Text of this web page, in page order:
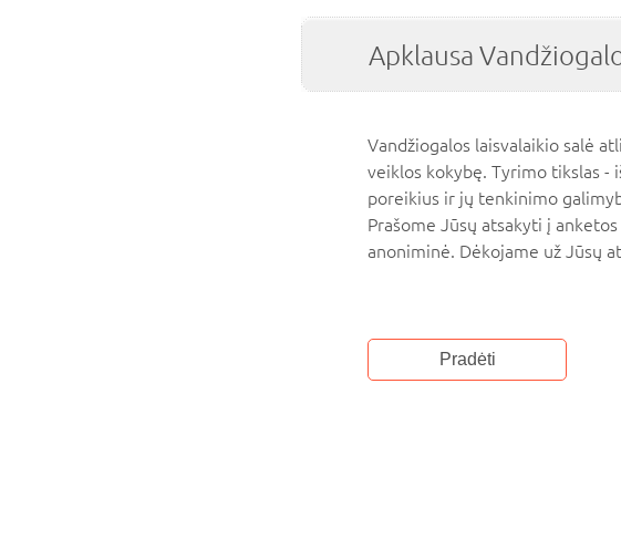
Apklausa
Vandžiogalos laisvalaikio salė
veiklos kokybę. Tyrimo tikslas -
poreikius ir jų tenkinimo
Prašome Jūsų atsakyti į
anoniminė. Dėkojame už Jūsų